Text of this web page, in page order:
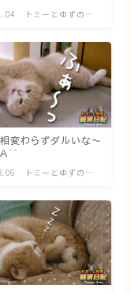
み方）トミーとゆずの観
変わらずダルいな〜
A``
トミーとゆずの観